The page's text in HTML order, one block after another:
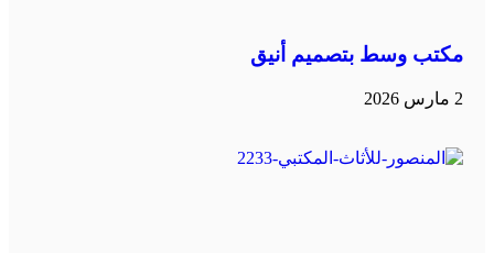
مكتب وسط بتصميم أنيق
2 مارس 2026